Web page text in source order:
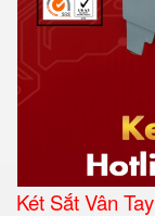
Két Sắt Vân